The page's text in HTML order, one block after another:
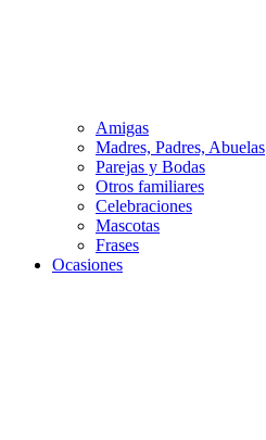
Amigas
Madres, Padres, Abuelas
Parejas y Bodas
Otros familiares
Celebraciones
Mascotas
Frases
Ocasiones